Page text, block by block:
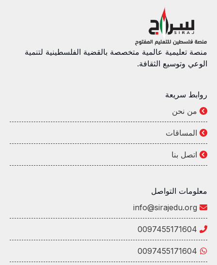
منصة تعليمية عالمية متخصصة بالقضية الفلسطينية لتنمية
الوعي وتوسيع الثقافة.
روابط سريعة
من نحن
المساقات
اتصل بنا
معلومات التواصل
info@sirajedu.org
0097455171604
0097455171604